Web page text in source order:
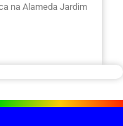
na Alameda Jardim